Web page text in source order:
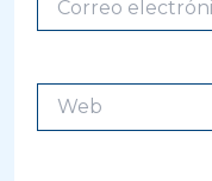
electrónico*